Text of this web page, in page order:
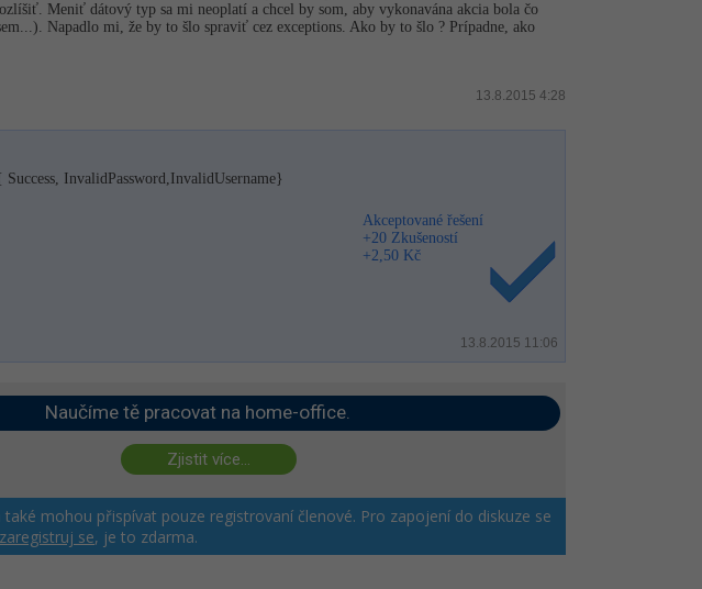
Meniť dátový typ sa mi neoplatí a chcel by som, aby vykonavána akcia bola čo
Napadlo mi, že by to šlo spraviť cez exceptions. Ako by to šlo ? Prípadne, ako
13.8.2015 4:28
InvalidPasswor­d,InvalidUser­name}
Akceptované řešení
+20 Zkušeností
+2,50 Kč
13.8.2015 11:06
Naučíme tě pracovat na home-office.
Zjistit více...
mohou přispívat pouze registrovaní členové. Pro zapojení do diskuze se
zaregistruj se, je to zdarma.